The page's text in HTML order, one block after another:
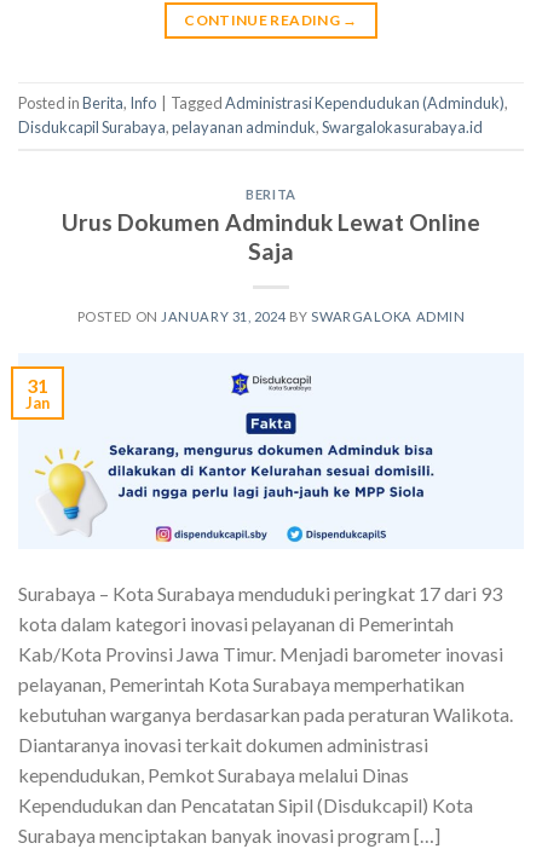
CONTINUE READING →
Posted inBerita, Info TaggedAdministrasi Kependudukan (Adminduk),
Disdukcapil Surabaya,pelayanan adminduk,Swargalokasurabaya.id
BERITA
Urus Dokumen Adminduk Lewat Online
Saja
POSTED ON JANUARY 31, 2024 BY SWARGALOKA ADMIN
31
Jan
Surabaya – Kota Surabaya menduduki peringkat 17 dari 93
kota dalam kategori inovasi pelayanan di Pemerintah
Kab/Kota Provinsi Jawa Timur. Menjadi barometer inovasi
pelayanan, Pemerintah Kota Surabaya memperhatikan
kebutuhan warganya berdasarkan pada peraturan Walikota.
Diantaranya inovasi terkait dokumen administrasi
kependudukan, Pemkot Surabaya melalui Dinas
Kependudukan dan Pencatatan Sipil (Disdukcapil) Kota
Surabaya menciptakan banyak inovasi program […]